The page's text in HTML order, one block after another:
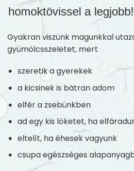
homoktövissel a
Gyakran viszünk magunkkal
gyümölcsszeletet, mert
szeretik a gyerekek
a kicsinek is bátran adom
elfér a zsebünkben
ad egy kis löketet, ha
eltelít, ha éhesek vagyunk
csupa egészséges